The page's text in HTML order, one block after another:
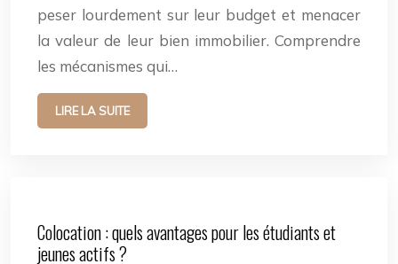
peser lourdement sur leur budget et menacer
la valeur de leur bien immobilier. Comprendre
les mécanismes qui…
LIRE LA SUITE
Colocation : quels avantages pour les étudiants et
jeunes actifs ?